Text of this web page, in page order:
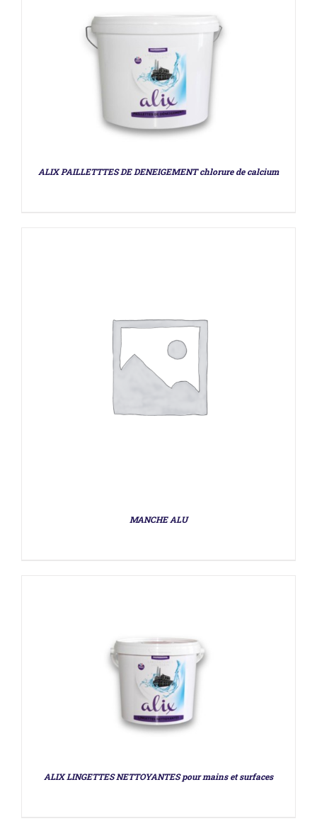
ALIX PAILLETTTES DE DENEIGEMENT chlorure de calcium
DÉTAILS
MANCHE ALU
ALIX LINGETTES NETTOYANTES pour mains et surfaces